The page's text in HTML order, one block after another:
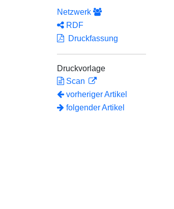
Netzwerk
RDF
Druckfassung
Druckvorlage
Scan
vorheriger Artikel
folgender Artikel